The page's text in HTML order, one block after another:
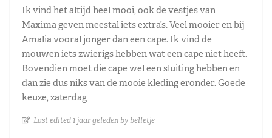
Ik vind het altijd heel mooi, ook de vestjes van
Maxima geven meestal iets extra’s. Veel mooier en bij
Amalia vooral jonger dan een cape. Ik vind de
mouwen iets zwierigs hebben wat een cape niet heeft.
Bovendien moet die cape wel een sluiting hebben en
dan zie dus niks van de mooie kleding eronder. Goede
keuze, zaterdag
Last edited 1 jaar geleden by belletje